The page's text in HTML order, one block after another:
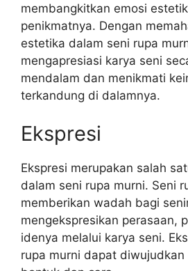
membangkitkan emosi
penikmatnya. Dengan
estetika dalam seni rupa
mengapresiasi karya seni
mendalam dan menikmati
terkandung di dalamnya.
Ekspresi
Ekspresi merupakan salah
dalam seni rupa murni. Seni
memberikan wadah bagi
mengekspresikan perasaan,
idenya melalui karya seni.
rupa murni dapat